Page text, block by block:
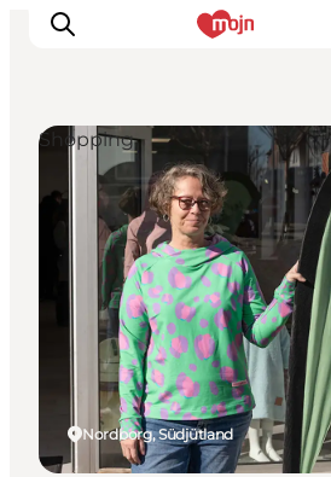
Erlebnisse
Städte und Regionen
Events
Übernachtung
Plane deine Reise
Booking
Nordborg, Südjütland
Shopping